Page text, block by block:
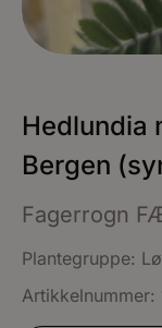
Hedlundia
Bergen
Fagerrogn
Plantegruppe:
Artikkelnummer: